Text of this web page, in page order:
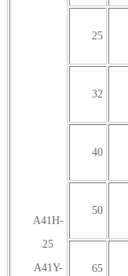
A41H-
25
A41Y-
25
32
40
50
65